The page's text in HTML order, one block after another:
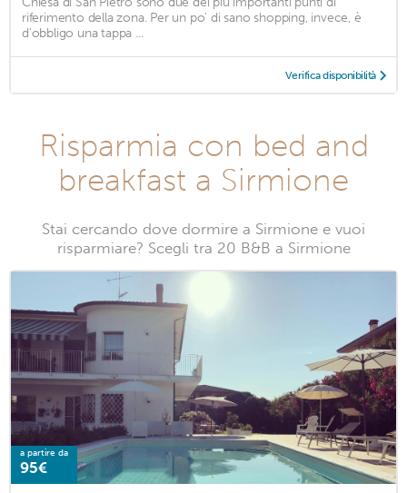
riferimento della zona. Per un po' di sano shopping, invece, è
d'obbligo una tappa ...
Verifica disponibilità
Risparmia con bed and
breakfast a Sirmione
Stai cercando dove dormire a Sirmione e vuoi
risparmiare? Scegli tra 20 B&B a Sirmione
a partire da
95€